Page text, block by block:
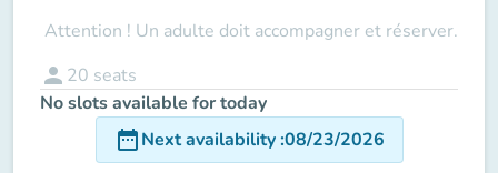
Attention ! Un adulte doit accompagner et réserver.
person 20 seats
No slots available for today
date_rangeNext availability:08/23/2026